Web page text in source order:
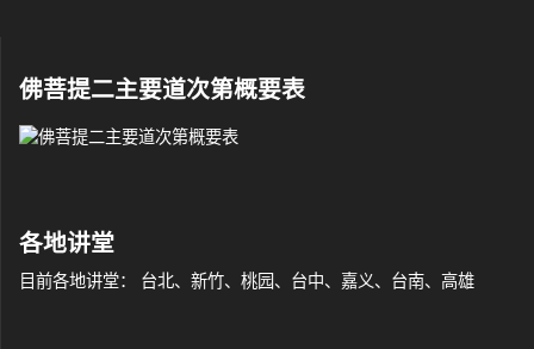
佛菩提二主要道次第概要表
各地讲堂
目前各地讲堂： 台北、新竹、桃园、台中、嘉义、台南、高雄